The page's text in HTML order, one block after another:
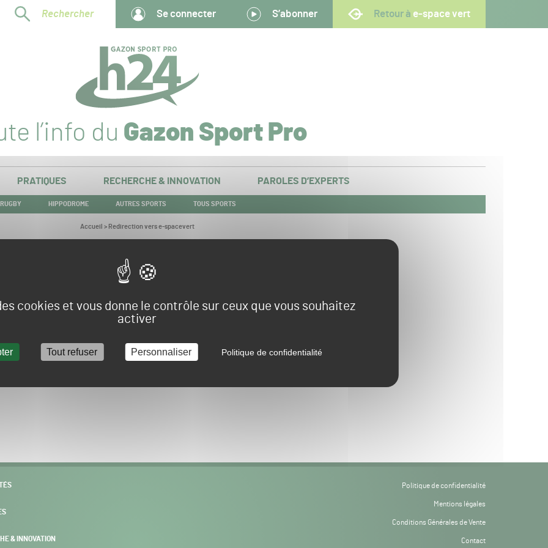
cookies et vous donne le contrôle sur ceux que vous souhaitez
activer
Tout refuser Personnaliser Politique de confidentialité
Rechercher Se connecter S’abonner Retour à e-space vert
l’info du Gazon Sport Pro
PRATIQUES RECHERCHE & INNOVATION PAROLES D’EXPERTS
RUGBY HIPPODROME AUTRES SPORTS TOUS SPORTS
Vous
Accueil > Redirection vers e-spacevert
Redirection vers e-spacevert
POURSUIVRE VERS E-SPACEVERT BY SALONVERT
& INNOVATION
Politique de confidentialité
Mentions légales
Conditions Générales de Vente
Contact